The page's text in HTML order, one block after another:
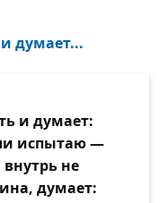
думает...
и думает:
испытаю —
не
думает: